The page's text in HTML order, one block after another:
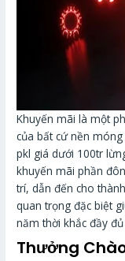
Khuyến mãi là một
của bất cứ nền
pkl giá dưới 100tr
khuyến mãi phần
trí, dẫn đến cho
quan trọng đặc biệt
năm thời khắc đầy
Thưởng